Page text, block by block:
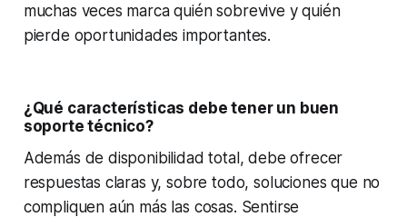
muchas veces marca quién sobrevive y quién
pierde oportunidades importantes.
¿Qué características debe tener un buen
soporte técnico?
Además de disponibilidad total, debe ofrecer
respuestas claras y, sobre todo, soluciones que no
compliquen aún más las cosas. Sentirse